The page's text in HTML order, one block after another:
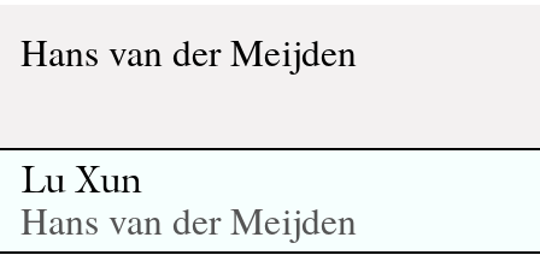
Hans van der Meijden
Lu Xun
Hans van der Meijden